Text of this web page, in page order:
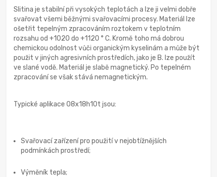
Slitina je stabilní při vysokých teplotách a lze ji velmi dobře
svařovat všemi běžnými svařovacími procesy. Materiál lze
ošetřit tepelným zpracováním roztokem v teplotním
rozsahu od +1020 do +1120 ° C. Kromě toho má dobrou
chemickou odolnost vůči organickým kyselinám a může být
použit v jiných agresivních prostředích, jako je B. lze použít
ve slané vodě. Materiál je slabě magnetický. Po tepelném
zpracování se však stává nemagnetickým.
Typické aplikace 08x18h10t jsou:
Svařovací zařízení pro použití v nejobtížnějších
podmínkách prostředí;
Výměník tepla;